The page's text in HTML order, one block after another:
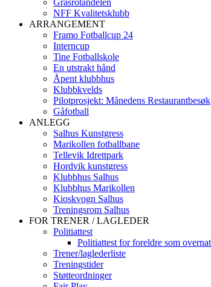
Grasrotandelen
NFF Kvalitetsklubb
ARRANGEMENT
Framo Fotballcup 24
Interncup
Tine Fotballskole
En utstrakt hånd
Åpent klubbhus
Klubbkvelds
Pilotprosjekt: Månedens Restaurantbesøk
Gåfotball
ANLEGG
Salhus Kunstgress
Marikollen fotballbane
Tellevik Idrettpark
Hordvik kunstgress
Klubbhus Salhus
Klubbhus Marikollen
Kioskvogn Salhus
Treningsrom Salhus
FOR TRENER / LAGLEDER
Politiattest
Politiattest for foreldre som
Trener/laglederliste
Treningstider
Støtteordninger